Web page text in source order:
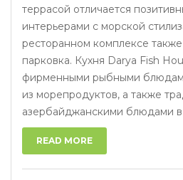
террасой отличается
интерьерами с морской
ресторанном комплексе
парковка. Кухня Darya Fish
фирменными рыбными
из морепродуктов, а также
азербайджанскими блюдами
READ MORE